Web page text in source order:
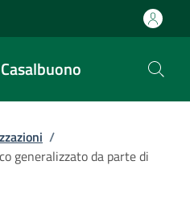
/
generalizzato da parte di